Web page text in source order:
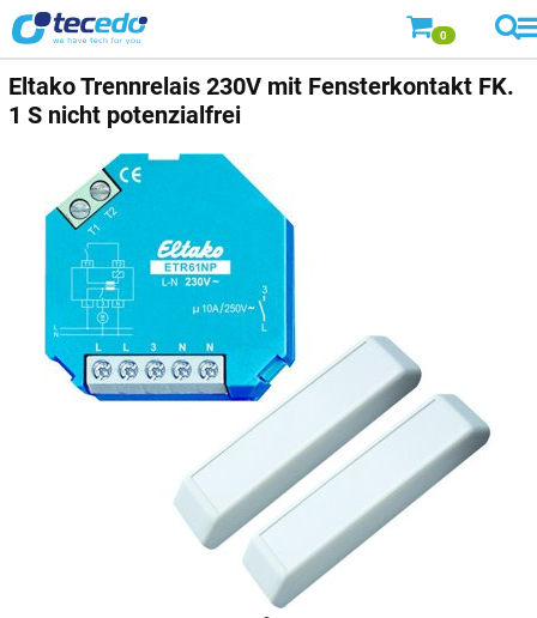
0
Eltako Trennrelais 230V mit Fensterkontakt FK.
1 S nicht potenzialfrei